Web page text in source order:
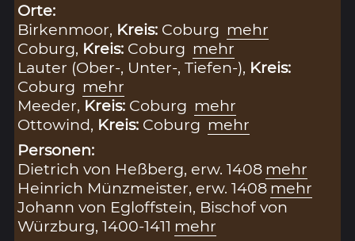
Orte:
Birkenmoor, Kreis: Coburg mehr
Coburg, Kreis: Coburg mehr
Lauter (Ober-, Unter-, Tiefen-), Kreis:
Coburg mehr
Meeder, Kreis: Coburg mehr
Ottowind, Kreis: Coburg mehr
Personen:
Dietrich von Heßberg, erw. 1408 mehr
Heinrich Münzmeister, erw. 1408 mehr
Johann von Egloffstein, Bischof von
Würzburg, 1400-1411 mehr